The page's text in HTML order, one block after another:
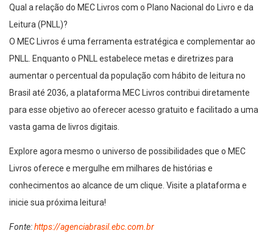
Qual a relação do MEC Livros com o Plano Nacional do Livro e da
Leitura (PNLL)?
O MEC Livros é uma ferramenta estratégica e complementar ao
PNLL. Enquanto o PNLL estabelece metas e diretrizes para
aumentar o percentual da população com hábito de leitura no
Brasil até 2036, a plataforma MEC Livros contribui diretamente
para esse objetivo ao oferecer acesso gratuito e facilitado a uma
vasta gama de livros digitais.
Explore agora mesmo o universo de possibilidades que o MEC
Livros oferece e mergulhe em milhares de histórias e
conhecimentos ao alcance de um clique. Visite a plataforma e
inicie sua próxima leitura!
Fonte:https://agenciabrasil.ebc.com.br